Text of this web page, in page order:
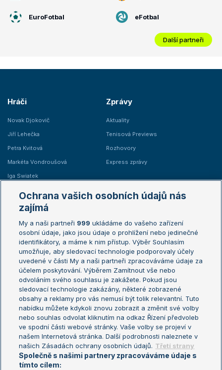
EuroFotbal eFotbal
Další partneři
Hráči
Novak Djokovič
Jiří Lehečka
Petra Kvitová
Markéta Vondroušová
Iga Swiatek
Zprávy
Aktuality
Tenisová Previews
Rozhovory
Express zprávy
Žebříčky
Žebříček ATP (muži)
Žebříček WTA (ženy)
Sázkařský žebříček
Australian Open
French Open
Wimbledon
US Open
Turnaj mistrů
Turnaj mistryň
Aktualní trendy
Fotbalové přestupy
Livesport Daily
LS Prague Open
Ochrana vašich osobních údajů nás
zajímá
My a naši partneři 999 ukládáme do vašeho zařízení
osobní údaje, jako jsou údaje o prohlížení nebo jedinečné
identifikátory, a máme k nim přístup. Výběr Souhlasím
umožňuje, aby sledovací technologie podporovaly účely
uvedené v části My a naši partneři zpracováváme údaje za
účelem poskytování. Výběrem Zamítnout vše nebo
odvoláním svého souhlasu je zakážete. Pokud jsou
sledovací technologie zakázány, některé zobrazené
obsahy a reklamy pro vás nemusí být tolik relevantní. Tuto
nabídku můžete kdykoli znovu zobrazit a změnit své volby
nebo souhlas odvolat kliknutím na odkaz Řízení předvoleb
ve spodní části webové stránky. Vaše volby se projeví v
našem Internetová stránka. Další podrobnosti naleznete v
našich Zásadách ochrany osobních údajů. Třetí strany
Společně s našimi partnery zpracováváme údaje s
tímto cílem: